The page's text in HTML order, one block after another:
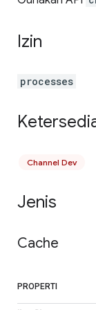
Izin
processes
Channel Dev
Jenis
Cache
PROPERTI